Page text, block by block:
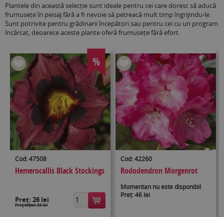
Plantele din această selecție sunt ideale pentru cei care doresc să aducă
frumusețe în peisaj fără a fi nevoie să petreacă mult timp îngrijindu-le.
Sunt potrivite pentru grădinarii începători sau pentru cei cu un program
încărcat, deoarece aceste plante oferă frumusețe fără efort.
%
Cod: 47508
Hemerocallis Black Stockings
Preț: 26 lei
Preţ inițial: 35 lei
Cod: 42260
Rododendron Morgenrot
Momentan nu este disponibil
Preț: 46 lei